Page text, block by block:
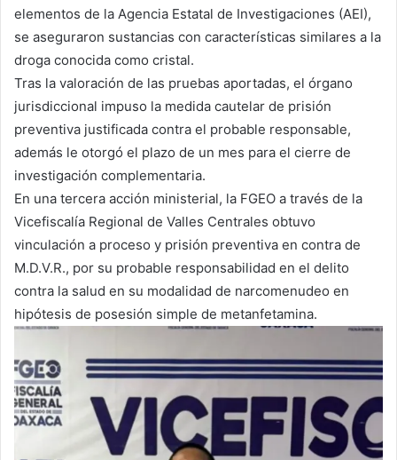
elementos de la Agencia Estatal de Investigaciones (AEI),
se aseguraron sustancias con características similares a la
droga conocida como cristal.
Tras la valoración de las pruebas aportadas, el órgano
jurisdiccional impuso la medida cautelar de prisión
preventiva justificada contra el probable responsable,
además le otorgó el plazo de un mes para el cierre de
investigación complementaria.
En una tercera acción ministerial, la FGEO a través de la
Vicefiscalía Regional de Valles Centrales obtuvo
vinculación a proceso y prisión preventiva en contra de
M.D.V.R., por su probable responsabilidad en el delito
contra la salud en su modalidad de narcomenudeo en
hipótesis de posesión simple de metanfetamina.